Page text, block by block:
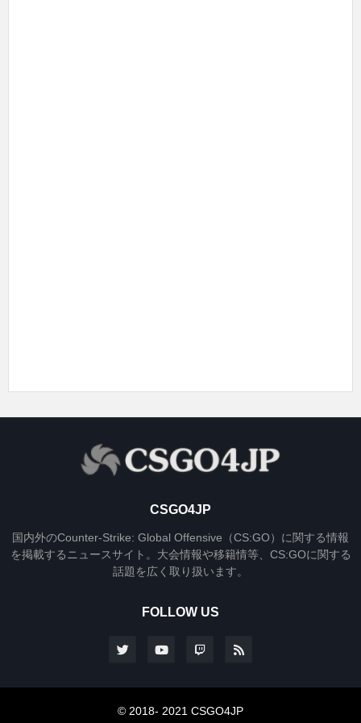
CSGO4JP
国内外のCounter-Strike: Global Offensive（CS:GO）に関する情報
を掲載するニュースサイト。大会情報や移籍情等、CS:GOに関する
話題を広く取り扱います。
FOLLOW US
© 2018- 2021 CSGO4JP